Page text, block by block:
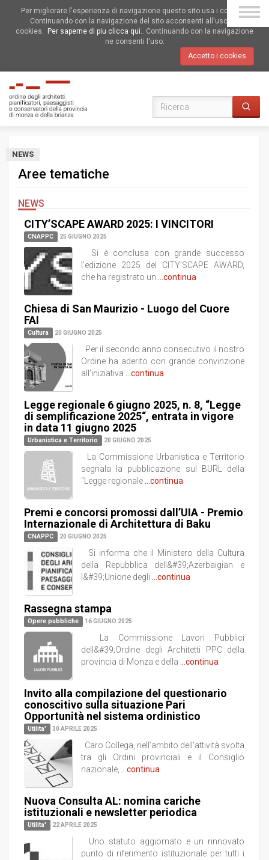
Per migliorare l'esperienza di navigazione questo sito usa i cookies.
Continuando con la navigazione del sito acconsenti all'uso dei
cookies.
Per saperne di piu clicca qui.. Continuando con la navigazione
ne consenti l'uso.
Accetto i cookies
NEWS
Aree tematiche
NEWS
CITY’SCAPE AWARD 2025: I VINCITORI
CNAPPC 25 GIUGNO 2025
Si è conclusa con grande successo
l’edizione 2025 del CITY’SCAPE AWARD,
che ha registrato un
...continua
Chiesa di San Maurizio - Luogo del Cuore
FAI
Cultura 20 GIUGNO 2025
Per il secondo anno consecutivo il nostro
Ordine ha aderito con grande convinzione
all’iniziativa
...continua
Legge regionale 6 giugno 2025, n. 8, “Legge
di semplificazione 2025“, entrata in vigore
in data 11 giugno 2025
Urbanistica e Territorio 20 GIUGNO 2025
La Commissione Urbanistica e Territorio
segnala la pubblicazione sul BURL della
"Legge regionale
...continua
Premi e concorsi promossi dall’UIA - Premio
Internazionale di Architettura di Baku
CNAPPC 20 GIUGNO 2025
Si informa che il Ministero della Cultura
della Repubblica dell&#39;Azerbaigian e
l&#39;Unione degli
...continua
Rassegna stampa
Opere pubbliche 16 GIUGNO 2025
La Commissione Lavori Pubblici
dell&#39;Ordine degli Architetti PPC della
provincia di Monza e della
...continua
Invito alla compilazione del questionario
conoscitivo sulla situazione Pari
Opportunità nel sistema ordinistico
Utilita' 30 APRILE 2025
Caro Collega, nell’ambito dell’attività svolta
tra gli Ordini provinciali e il Consiglio
nazionale,
...continua
Nuova Consulta AL: nomina cariche
istituzionali e newsletter periodica
Utilita' 22 APRILE 2025
Uno statuto aggiornato e un rinnovato
punto di riferimento istituzionale per tutti i